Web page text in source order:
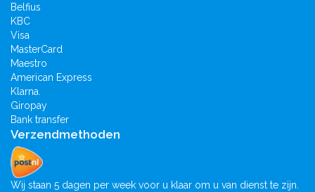
Belfius
KBC
Visa
MasterCard
Maestro
American Express
Klarna.
Giropay
Bank transfer
Verzendmethoden
Wij staan 5 dagen per week voor u klaar om u van dienst te zijn.